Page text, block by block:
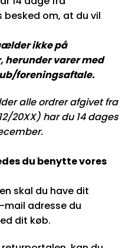
om, at du vil
ikke på
herunder varer med
foreningsaftale.
alle ordrer afgivet fra
20XX) har du 14 dages
du benytte vores
skal du have dit
adresse du
dit køb.